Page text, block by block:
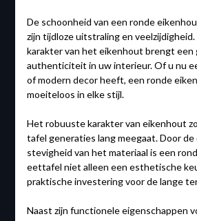
De schoonheid van een ronde
zijn tijdloze uitstraling en
karakter van het eikenhout brengt een
authenticiteit in uw interieur. Of u nu
of modern decor heeft, een ronde
moeiteloos in elke stijl.
Het robuuste karakter van eikenhout
tafel generaties lang meegaat. Door de
stevigheid van het materiaal is een
eettafel niet alleen een esthetische
praktische investering voor de lange
Naast zijn functionele eigenschappen